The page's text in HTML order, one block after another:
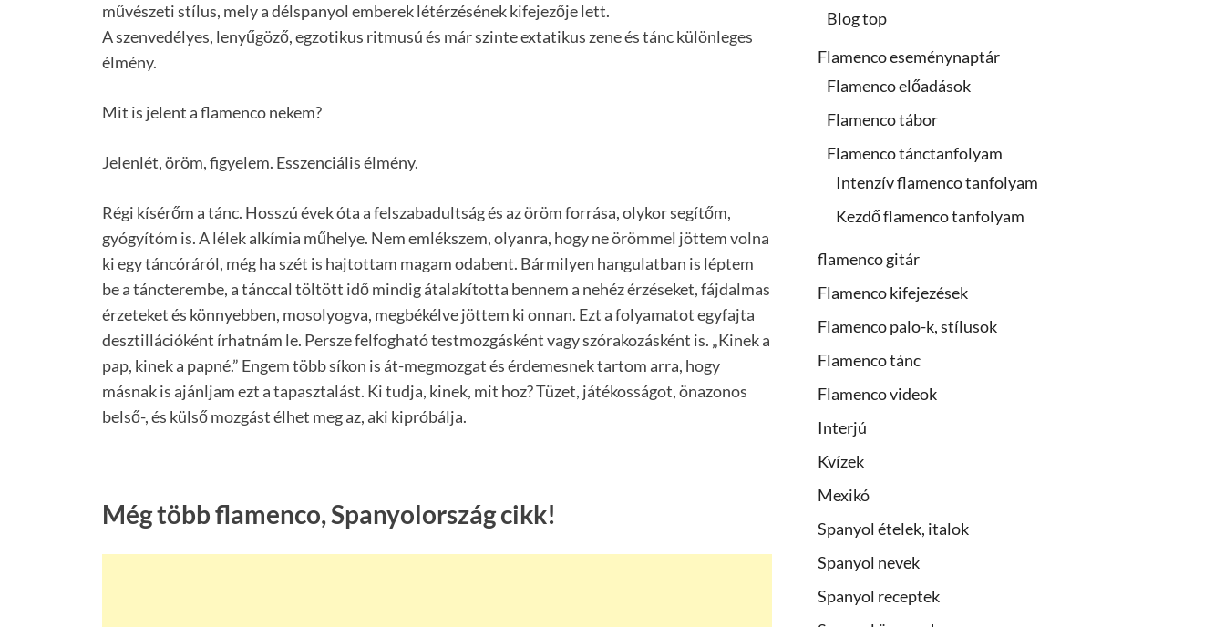
művészeti stílus, mely a délspanyol emberek létérzésének kifejezője lett.
A szenvedélyes, lenyűgöző, egzotikus ritmusú és már szinte extatikus zene és tánc különleges
élmény.
Mit is jelent a flamenco nekem?
Jelenlét, öröm, figyelem. Esszenciális élmény.
Régi kísérőm a tánc. Hosszú évek óta a felszabadultság és az öröm forrása, olykor segítőm,
gyógyítóm is. A lélek alkímia műhelye. Nem emlékszem, olyanra, hogy ne örömmel jöttem volna
ki egy táncóráról, még ha szét is hajtottam magam odabent. Bármilyen hangulatban is léptem
be a táncterembe, a tánccal töltött idő mindig átalakította bennem a nehéz érzéseket, fájdalmas
érzeteket és könnyebben, mosolyogva, megbékélve jöttem ki onnan. Ezt a folyamatot egyfajta
desztillációként írhatnám le. Persze felfogható testmozgásként vagy szórakozásként is. „Kinek a
pap, kinek a papné.” Engem több síkon is át-megmozgat és érdemesnek tartom arra, hogy
másnak is ajánljam ezt a tapasztalást. Ki tudja, kinek, mit hoz? Tüzet, játékosságot, önazonos
belső-, és külső mozgást élhet meg az, aki kipróbálja.
Még több flamenco, Spanyolország cikk!
Blog top
Flamenco eseménynaptár
Flamenco előadások
Flamenco tábor
Flamenco tánctanfolyam
Intenzív flamenco tanfolyam
Kezdő flamenco tanfolyam
flamenco gitár
Flamenco kifejezések
Flamenco palo-k, stílusok
Flamenco tánc
Flamenco videok
Interjú
Kvízek
Mexikó
Spanyol ételek, italok
Spanyol nevek
Spanyol receptek